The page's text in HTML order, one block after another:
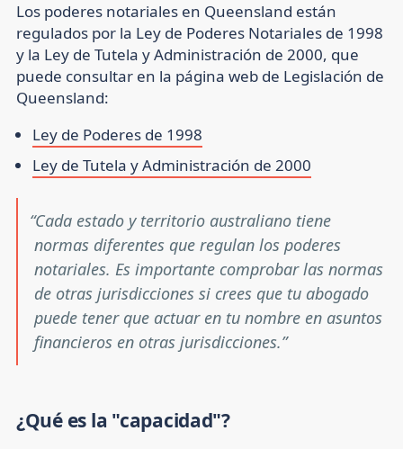
Los poderes notariales en Queensland están
regulados por la Ley de Poderes Notariales de 1998
y la Ley de Tutela y Administración de 2000, que
puede consultar en la página web de Legislación de
Queensland:
Ley de Poderes de 1998
Ley de Tutela y Administración de 2000
Cada estado y territorio australiano tiene
normas diferentes que regulan los poderes
notariales. Es importante comprobar las normas
de otras jurisdicciones si crees que tu abogado
puede tener que actuar en tu nombre en asuntos
financieros en otras jurisdicciones.
¿Qué es la "capacidad"?